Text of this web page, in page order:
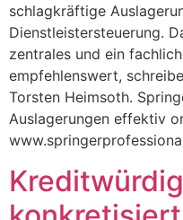
schlagkräftige
Dienstleistersteuerung.
zentrales und ein
empfehlenswert,
Torsten Heimsoth.
Auslagerungen effektiv